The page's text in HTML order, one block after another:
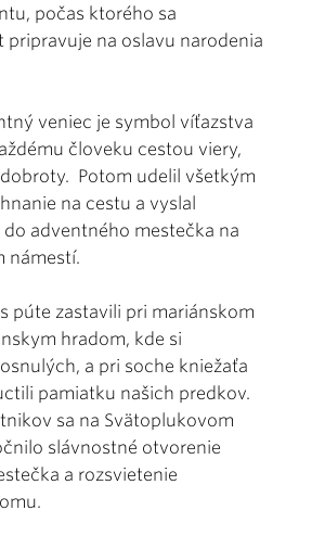
počas ktorého sa
pripravuje na oslavu narodenia
veniec je symbol víťazstva
človeku cestou viery,
Potom udelil všetkým
na cestu a vyslal
adventného mestečka na
námestí.
púte zastavili pri mariánskom
hradom, kde si
a pri soche kniežaťa
pamiatku našich predkov.
sa na Svätoplukovom
slávnostné otvorenie
a rozsvietenie